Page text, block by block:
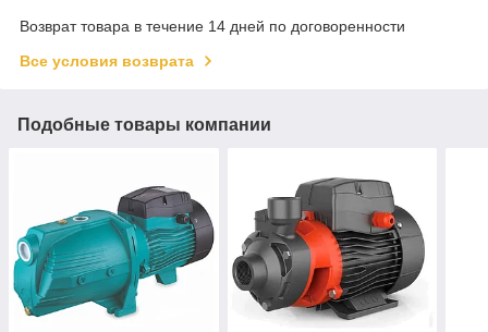
Возврат товара в течение 14 дней по договоренности
Все условия возврата
Подобные товары компании